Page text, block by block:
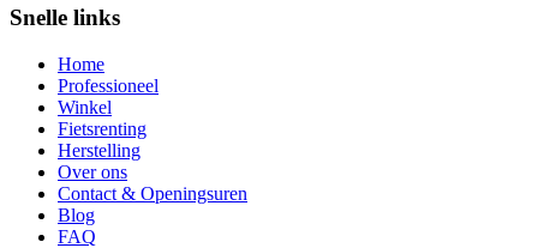
Snelle links
Home
Professioneel
Winkel
Fietsrenting
Herstelling
Over ons
Contact & Openingsuren
Blog
FAQ